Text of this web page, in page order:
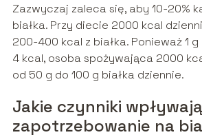
Zazwyczaj zaleca się, aby 10-20%
białka. Przy diecie 2000 kcal
200-400 kcal z białka. Ponieważ 1
4 kcal, osoba spożywająca 2000
od 50 g do 100 g białka dziennie.
Jakie czynniki
zapotrzebowanie na